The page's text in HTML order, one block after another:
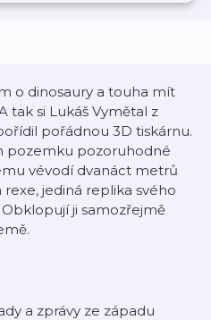
o dinosaury a touha mít
tak si Lukáš Vymětal z
pořádnou 3D tiskárnu.
pozemku pozoruhodné
vévodí dvanáct metrů
jediná replika svého
ji samozřejmě
a zprávy ze západu